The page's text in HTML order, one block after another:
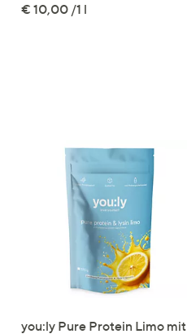
€ 10,00 /1 l
you:ly Pure Protein Limo mit